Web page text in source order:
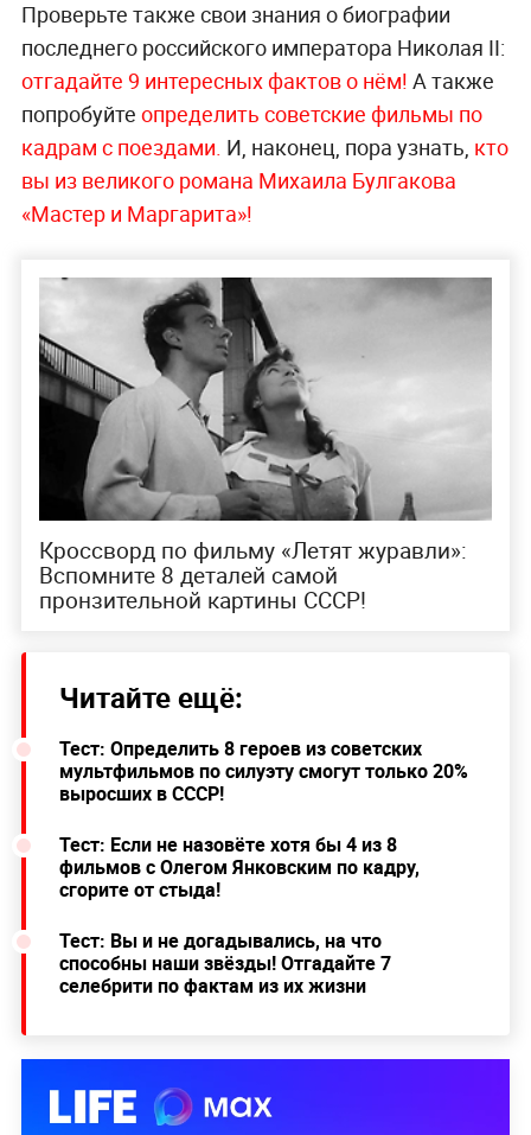
Проверьте также свои знания о биографии
последнего российского императора Николая II:
отгадайте 9 интересных фактов о нём! А также
попробуйте определить советские фильмы по
кадрам с поездами. И, наконец, пора узнать, кто
вы из великого романа Михаила Булгакова
«Мастер и Маргарита»!
Кроссворд по фильму «Летят журавли»:
Вспомните 8 деталей самой
пронзительной картины СССР!
Читайте ещё:
Тест: Определить 8 героев из советских
мультфильмов по силуэту смогут только 20%
выросших в СССР!
Тест: Если не назовёте хотя бы 4 из 8
фильмов с Олегом Янковским по кадру,
сгорите от стыда!
Тест: Вы и не догадывались, на что
способны наши звёзды! Отгадайте 7
селебрити по фактам из их жизни